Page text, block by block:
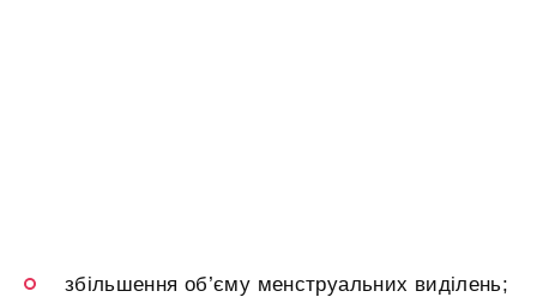
збільшення об’єму менструальних виділень;